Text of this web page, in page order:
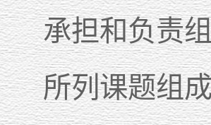
承担和负责
所列课题组